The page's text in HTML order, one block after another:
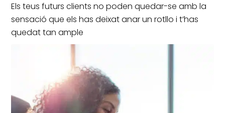
Els teus futurs clients no poden quedar-se amb la
sensació que els has deixat anar un rotllo i t’has
quedat tan ample